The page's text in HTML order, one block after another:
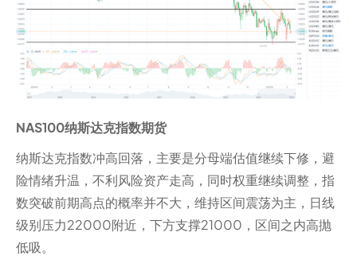
NAS100纳斯达克指数期货
纳斯达克指数冲高回落，主要是分母端估值继续下修，避
险情绪升温，不利风险资产走高，同时权重继续调整，指
数突破前期高点的概率并不大，维持区间震荡为主，日线
级别压力22000附近，下方支撑21000，区间之内高抛
低吸。